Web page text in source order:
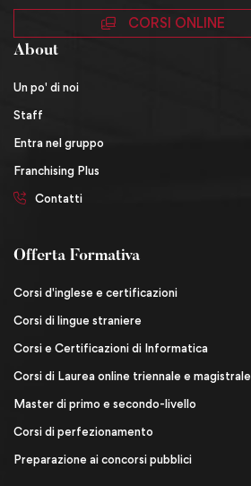
CORSI ONLINE
About
Un po' di noi
Staff
Entra nel gruppo
Franchising Plus
Contatti
Offerta Formativa
Corsi d'inglese e certificazioni
Corsi di lingue straniere
Corsi e Certificazioni di Informatica
Corsi di Laurea online triennale e magistrale
Master di primo e secondo-livello
Corsi di perfezionamento
Preparazione ai concorsi pubblici